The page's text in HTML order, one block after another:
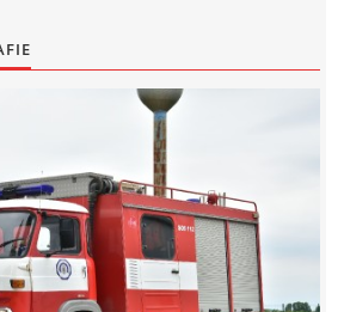
| Aktualizované 22. 7. 2026|Hore ↑